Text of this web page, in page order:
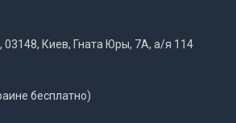
03148, Киев, Гната Юры, 7А, а/я 114
бесплатно)